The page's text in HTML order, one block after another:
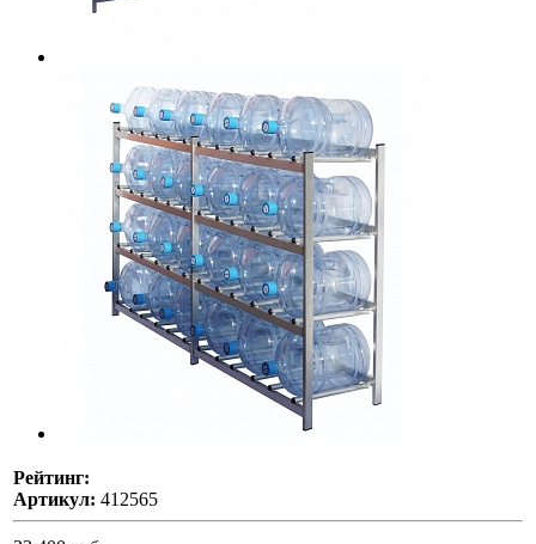
Рейтинг:
Артикул: 412565